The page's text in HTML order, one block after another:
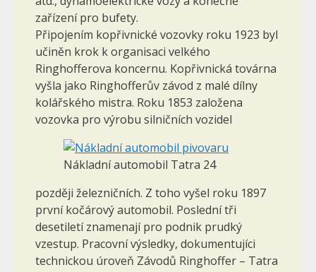
zařízení pro bufety.
Připojením kopřivnické vozovky roku 1923 byl
učiněn krok k organisaci velkého
Ringhofferova koncernu. Kopřivnická továrna
vyšla jako Ringhofferův závod z malé dílny
kolářského mistra. Roku 1853 založena
vozovka pro výrobu silničních vozidel
Nákladní automobil Tatra 24
později železničních. Z toho vyšel roku 1897
první kočárový automobil. Poslední tři
desetiletí znamenají pro podnik prudký
vzestup. Pracovní výsledky, dokumentujíci
technickou úroveň Závodů Ringhoffer – Tatra